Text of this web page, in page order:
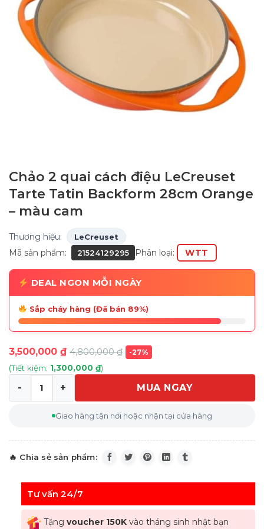
Chảo 2 quai cách điệu LeCreuset
Tarte Tatin Backform 28cm Orange
– màu cam
Thương hiệu: LeCreuset
Mã sản phẩm: 21524129295 Phân loại: WTT
DEAL NGON MỖI NGÀY
Sắp cháy hàng (Đã bán 89%)
3,500,000 ₫ 4,800,000₫ -27%
(Tiết kiệm: 1,300,000 ₫)
Chảo 2 quai cách điệu LeCreuset Tarte Tatin
MUA NGAY
Giao hàng tận nơi hoặc nhận tại cửa hàng
Tư vấn 24/7
Tặng voucher 150Kvào tháng sinh nhật bạn